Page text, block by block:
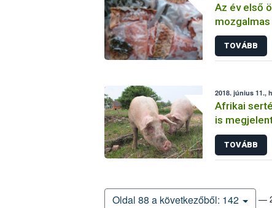
Az év első
őrök élete
TOVÁBB
2018. június 11.,
Afrikai
is
TOVÁBB
Oldal 88 a következőből: 142 —